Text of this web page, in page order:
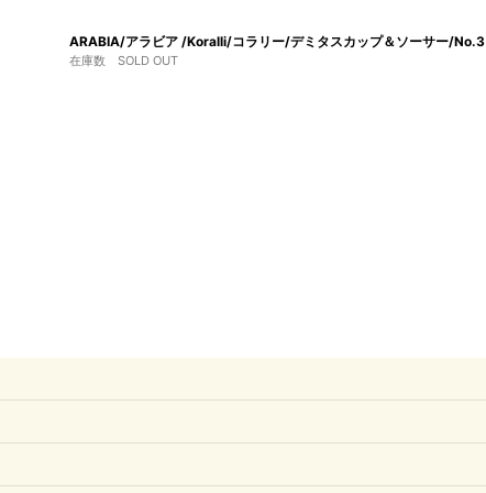
ARABIA/アラビア /Koralli/コラリー/デミタスカップ＆ソーサー/No.3
在庫数 SOLD OUT